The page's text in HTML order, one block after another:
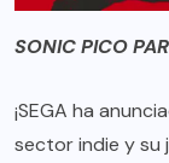
SONIC PICO
¡SEGA ha
sector indie y su